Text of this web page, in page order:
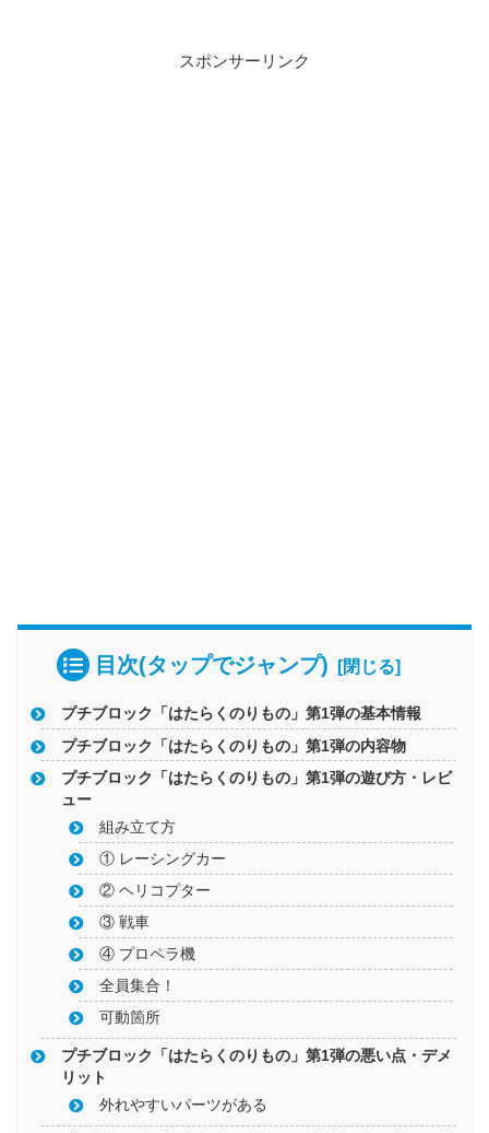
スポンサーリンク
目次(タップでジャンプ)
プチブロック「はたらくのりもの」第1弾の基本情報
プチブロック「はたらくのりもの」第1弾の内容物
プチブロック「はたらくのりもの」第1弾の遊び方・レビ
ュー
組み立て方
① レーシングカー
② ヘリコプター
③ 戦車
④ プロペラ機
全員集合！
可動箇所
プチブロック「はたらくのりもの」第1弾の悪い点・デメ
リット
外れやすいパーツがある